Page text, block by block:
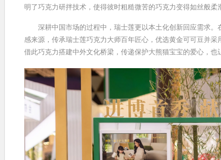
明了巧克力研拌技术，使得彼时粗糙微苦的巧克力变得如丝般
深耕中国市场的过程中，瑞士莲更以本土化创新回应需求。
感来源，传承瑞士莲巧克力大师百年匠心，优选黄金可可豆并
借此巧克力搭建中外文化桥梁，传递保护大熊猫宝宝的爱心，